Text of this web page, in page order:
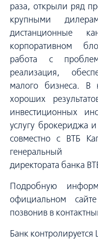
раза, открыли ряд
крупными
дистанционные
корпоративном
работа с
реализация,
малого бизнеса. В
хороших
инвестиционных
услугу брокериджа
совместно с ВТБ
генеральный
директората банка
Подробную
официальном
позвонив в
Банк контролируется